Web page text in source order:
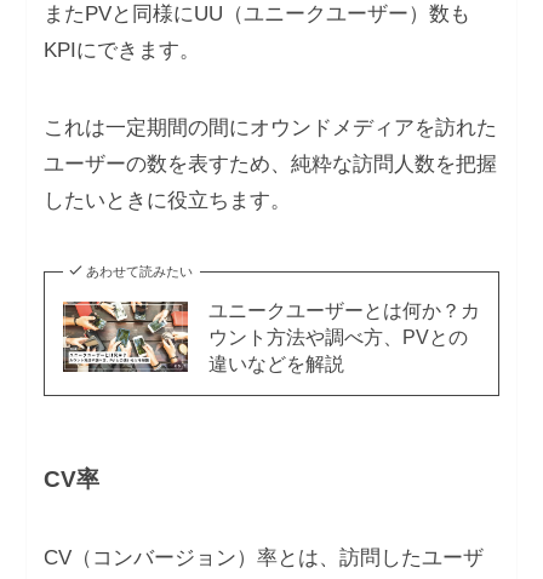
またPVと同様にUU（ユニークユーザー）数も
KPIにできます。
これは一定期間の間にオウンドメディアを訪れた
ユーザーの数を表すため、純粋な訪問人数を把握
したいときに役立ちます。
あわせて読みたい
ユニークユーザーとは何か？カ
ウント方法や調べ方、PVとの
違いなどを解説
CV率
CV（コンバージョン）率とは、訪問したユーザ